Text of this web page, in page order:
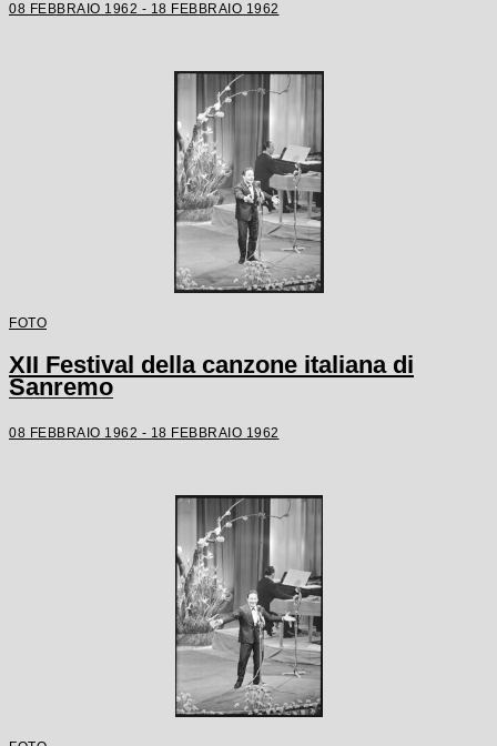
08 FEBBRAIO 1962 - 18 FEBBRAIO 1962
FOTO
XII Festival della canzone italiana di
Sanremo
08 FEBBRAIO 1962 - 18 FEBBRAIO 1962